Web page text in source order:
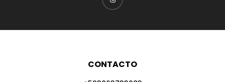
CONTACTO